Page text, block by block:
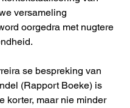
versameling
oorgedra met nugtere
se bespreking van
(Rapport Boeke) is
korter, maar nie minder